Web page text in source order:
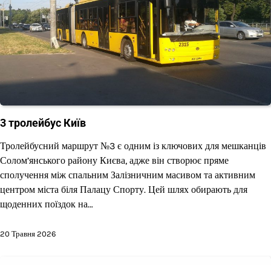
3 тролейбус Київ
Тролейбусний маршрут №3 є одним із ключових для мешканців
Солом’янського району Києва, адже він створює пряме
сполучення між спальним Залізничним масивом та активним
центром міста біля Палацу Спорту. Цей шлях обирають для
щоденних поїздок на…
20 Травня 2026